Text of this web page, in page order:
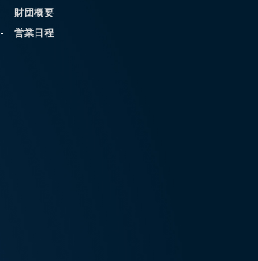
財団概要
営業日程